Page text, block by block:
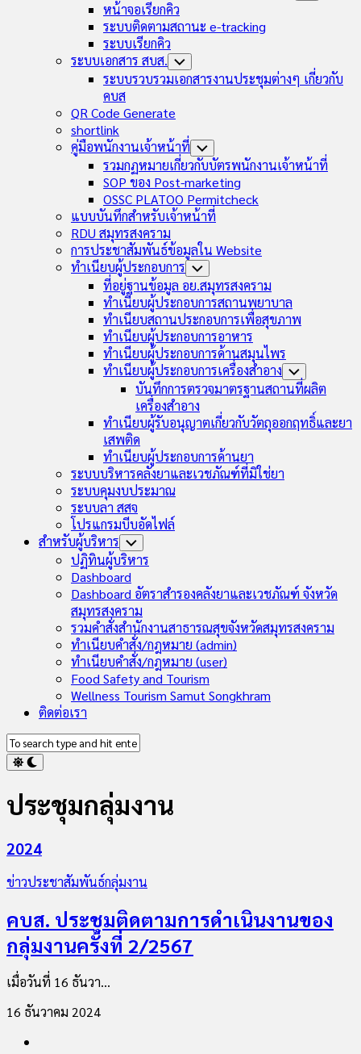
หน้าจอเรียกคิว
ระบบติดตามสถานะ e-tracking
ระบบเรียกคิว
ระบบเอกสาร สบส. Toggle
Child
Menu
ระบบรวบรวมเอกสารงานประชุมต่างๆ เกี่ยวกับ
คบส
QR Code Generate
shortlink
คู่มือพนักงานเจ้าหน้าที่ Toggle
Child
Menu
รวมกฏหมายเกี่ยวกับบัตรพนักงานเจ้าหน้าที่
SOP ของ Post-marketing
OSSC PLATOO Permitcheck
แบบบันทึกสำหรับเจ้าหน้าที่
RDU สมุทรสงคราม
การประชาสัมพันธ์ข้อมูลใน Website
ทำเนียบผู้ประกอบการ Toggle
Child
Menu
ที่อยู่ฐานข้อมูล อย.สมุทรสงคราม
ทำเนียบผู้ประกอบการสถานพยาบาล
ทำเนียบสถานประกอบการเพื่อสุขภาพ
ทำเนียบผู้ประกอบการอาหาร
ทำเนียบผู้ประกอบการด้านสมุนไพร
ทำเนียบผู้ประกอบการเครื่องสำอาง Toggle
Child
Menu
บันทึกการตรวจมาตรฐานสถานที่ผลิต
เครื่องสำอาง
ทำเนียบผู้รับอนุญาตเกี่ยวกับวัตถุออกฤทธิ์และยา
เสพติด
ทำเนียบผู้ประกอบการด้านยา
ระบบบริหารคลังยาและเวชภัณฑ์ที่มิใช่ยา
ระบบคุมงบประมาณ
ระบบลา สสจ
โปรแกรมบีบอัดไฟล์
สำหรับผู้บริหาร Toggle
Child
Menu
ปฏิทินผู้บริหาร
Dashboard
Dashboard อัตราสำรองคลังยาและเวชภัณฑ์ จังหวัด
สมุทรสงคราม
รวมคำสั่งสำนักงานสาธารณสุขจังหวัดสมุทรสงคราม
ทำเนียบคำสั่ง/กฎหมาย (admin)
ทำเนียบคำสั่ง/กฎหมาย (user)
Food Safety and Tourism
Wellness Tourism Samut Songkhram
ติดต่อเรา
ประชุมกลุ่มงาน
2024
ข่าวประชาสัมพันธ์กลุ่มงาน
คบส. ประชุมติดตามการดำเนินงานของ
กลุ่มงานครั้งที่ 2/2567
เมื่อวันที่ 16 ธันวา...
16 ธันวาคม 2024